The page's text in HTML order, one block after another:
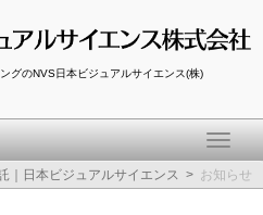
グのNVS日本ビジュアルサイエンス(株)
Toggle
｜日本ビジュアルサイエンス お知らせ